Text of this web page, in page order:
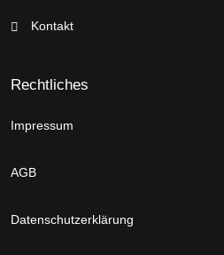
Kontakt
Rechtliches
Impressum
AGB
Datenschutzerklärung